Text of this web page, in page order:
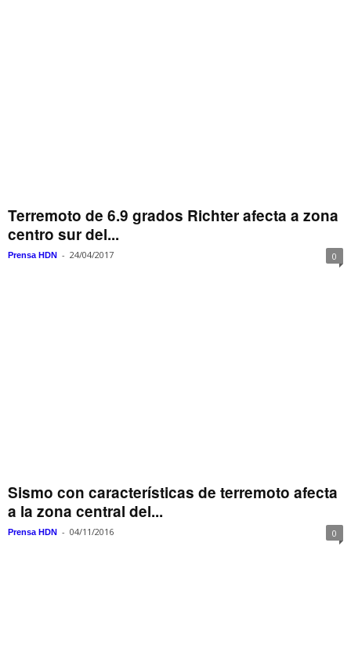
Terremoto de 6.9 grados Richter afecta a zona
centro sur del...
Prensa HDN - 24/04/2017 0
Sismo con características de terremoto afecta
a la zona central del...
Prensa HDN - 04/11/2016 0